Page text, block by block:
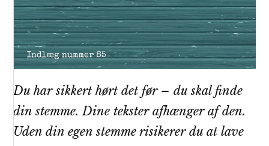
Du har sikkert hørt det før – du skal finde
din stemme. Dine tekster afhænger af den.
Uden din egen stemme risikerer du at lave